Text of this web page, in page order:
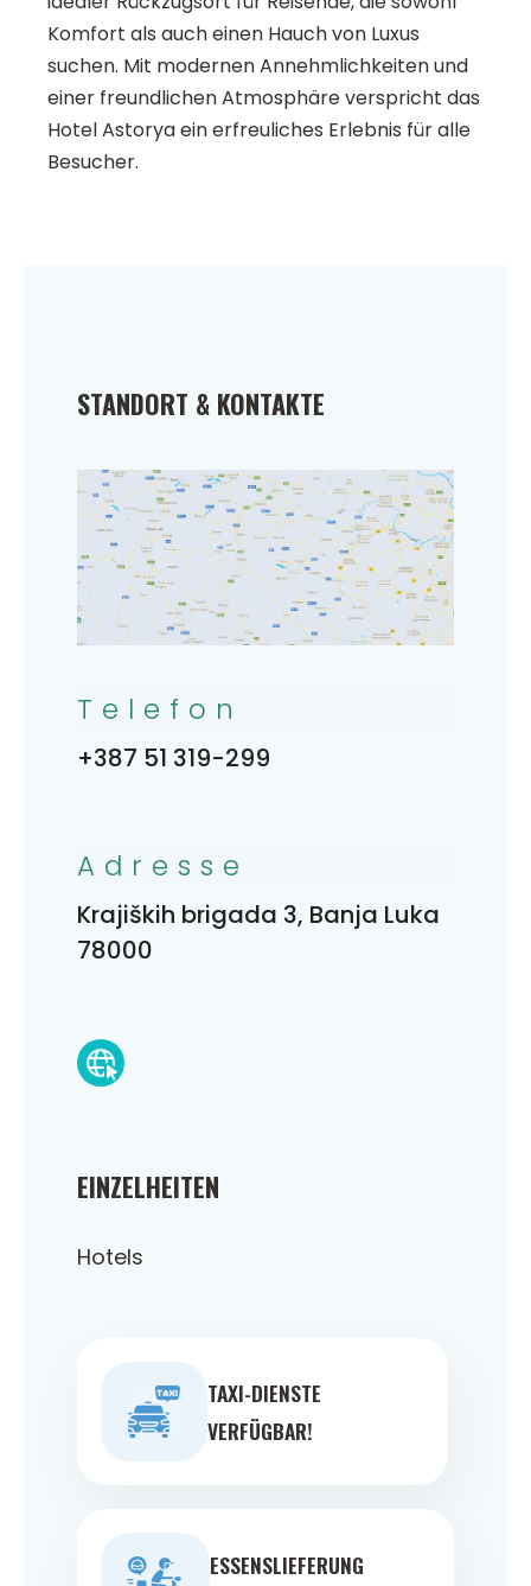
Komfort als auch einen Hauch von Luxus
suchen. Mit modernen Annehmlichkeiten und
einer freundlichen Atmosphäre verspricht das
Hotel Astorya ein erfreuliches Erlebnis für alle
Besucher.
EINZELHEITEN
Hotels
TAXI-DIENSTE
VERFÜGBAR!
ESSENSLIEFERUNG
STANDORT & KONTAKTE
Telefon
+387 51 319-299
Adresse
Krajiških brigada 3, Banja Luka
78000